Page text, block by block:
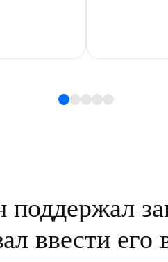
ввести его